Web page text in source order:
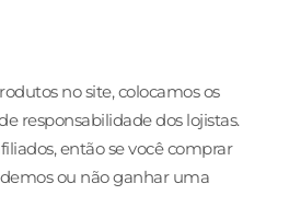
no site, colocamos os
responsabilidade dos lojistas.
então se você comprar
ou não ganhar uma